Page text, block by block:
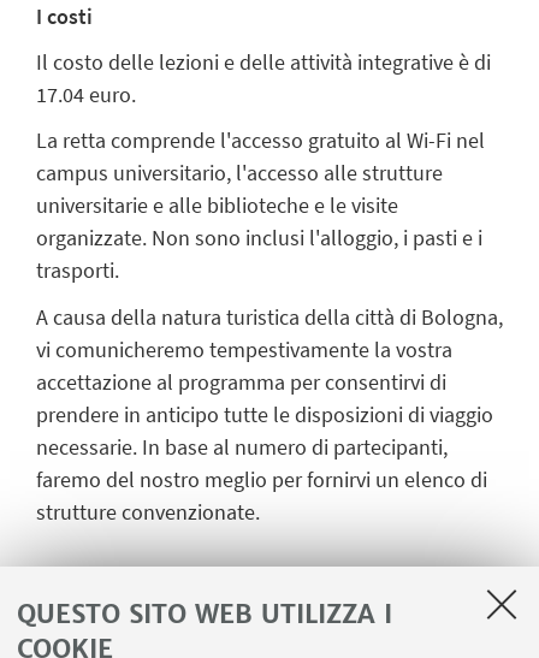
QUESTO SITO WEB UTILIZZA I
COOKIE
I costi
Il costo delle lezioni e delle attività integrative è di
17.04 euro.
La retta comprende l'accesso gratuito al Wi-Fi nel
campus universitario, l'accesso alle strutture
universitarie e alle biblioteche e le visite
organizzate. Non sono inclusi l'alloggio, i pasti e i
trasporti.
A causa della natura turistica della città di Bologna,
vi comunicheremo tempestivamente la vostra
accettazione al programma per consentirvi di
prendere in anticipo tutte le disposizioni di viaggio
necessarie. In base al numero di partecipanti,
faremo del nostro meglio per fornirvi un elenco di
strutture convenzionate.
Per informazioni più dettagliate sul programma,
sul bando e sulla modalità di candidatura visitare